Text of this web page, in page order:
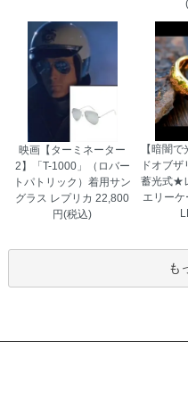
埼玉県 K・A様
た。『本物みた
映画【ターミネーター
2】「T-1000」（ロバー
トパトリック）着用サン
グラス レプリカ 22,800
円(税込)
【暗闇
ドオブ
蓄光式★
エリーケ
も